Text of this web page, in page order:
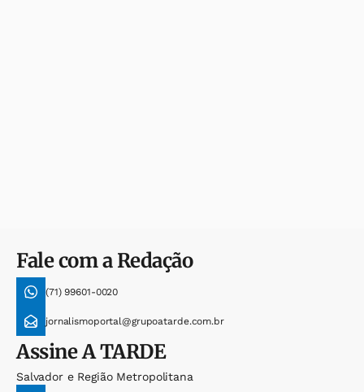
Fale com a Redação
(71) 99601-0020
jornalismoportal@grupoatarde.com.br
AssineA TARDE
Salvador e Região Metropolitana